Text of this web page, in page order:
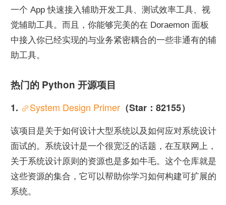
一个 App 快速接入辅助开发工具、测试效率工具、视
觉辅助工具。而且，你能够完美的在 Doraemon 面板
中接入你已经实现的与业务紧密耦合的一些非通有的辅
助工具。
热门的 Python 开源项目
1. System Design Primer （Star：82155）
该项目是关于如何设计大型系统以及如何应对系统设计
面试的。系统设计是一个很宽泛的话题，在互联网上，
关于系统设计原则的资源也是多如牛毛。这个仓库就是
这些资源的集合，它可以帮助你学习如何构建可扩展的
系统。